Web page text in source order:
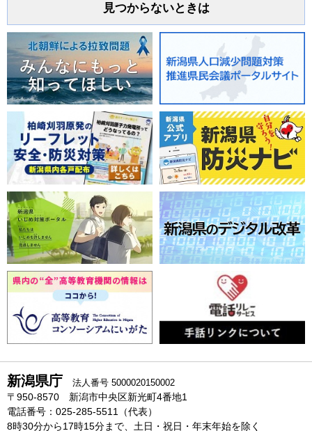
見つからないときは
新潟県庁 法人番号 5000020150002
〒950-8570 新潟市中央区新光町4番地1
電話番号：025-285-5511（代表）
8時30分から17時15分まで、土日・祝日・年末年始を除く